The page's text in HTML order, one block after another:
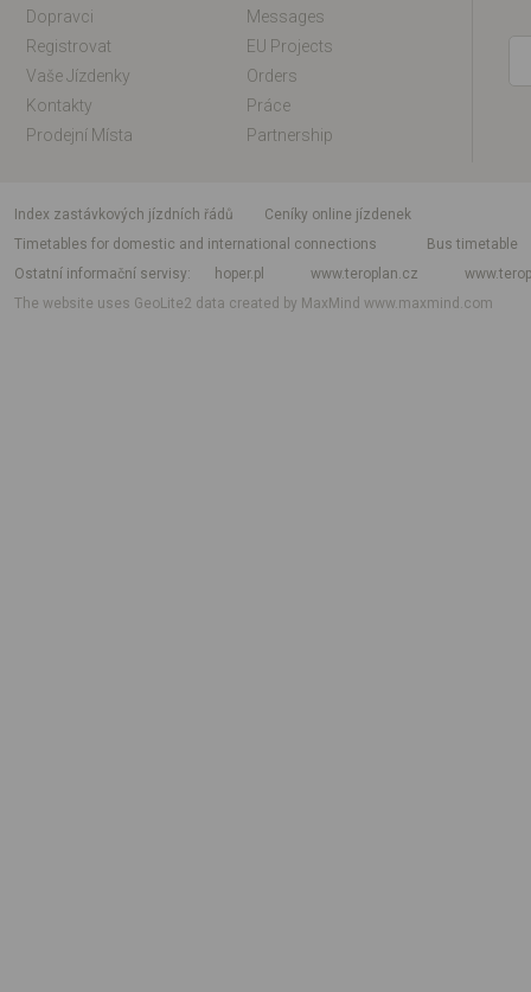
Dopravci
Messages
Registrovat
EU Projects
Vaše Jízdenky
Orders
Kontakty
Práce
Prodejní Místa
Partnership
index zastávkových jízdních řádů
Ceníky online jízdenek
Timetables for domestic and international connections
Bus timetable
Ostatní informační servisy
hoper.pl www.teroplan.cz
The website uses GeoLite2 data created by MaxMindwww.maxmind.com